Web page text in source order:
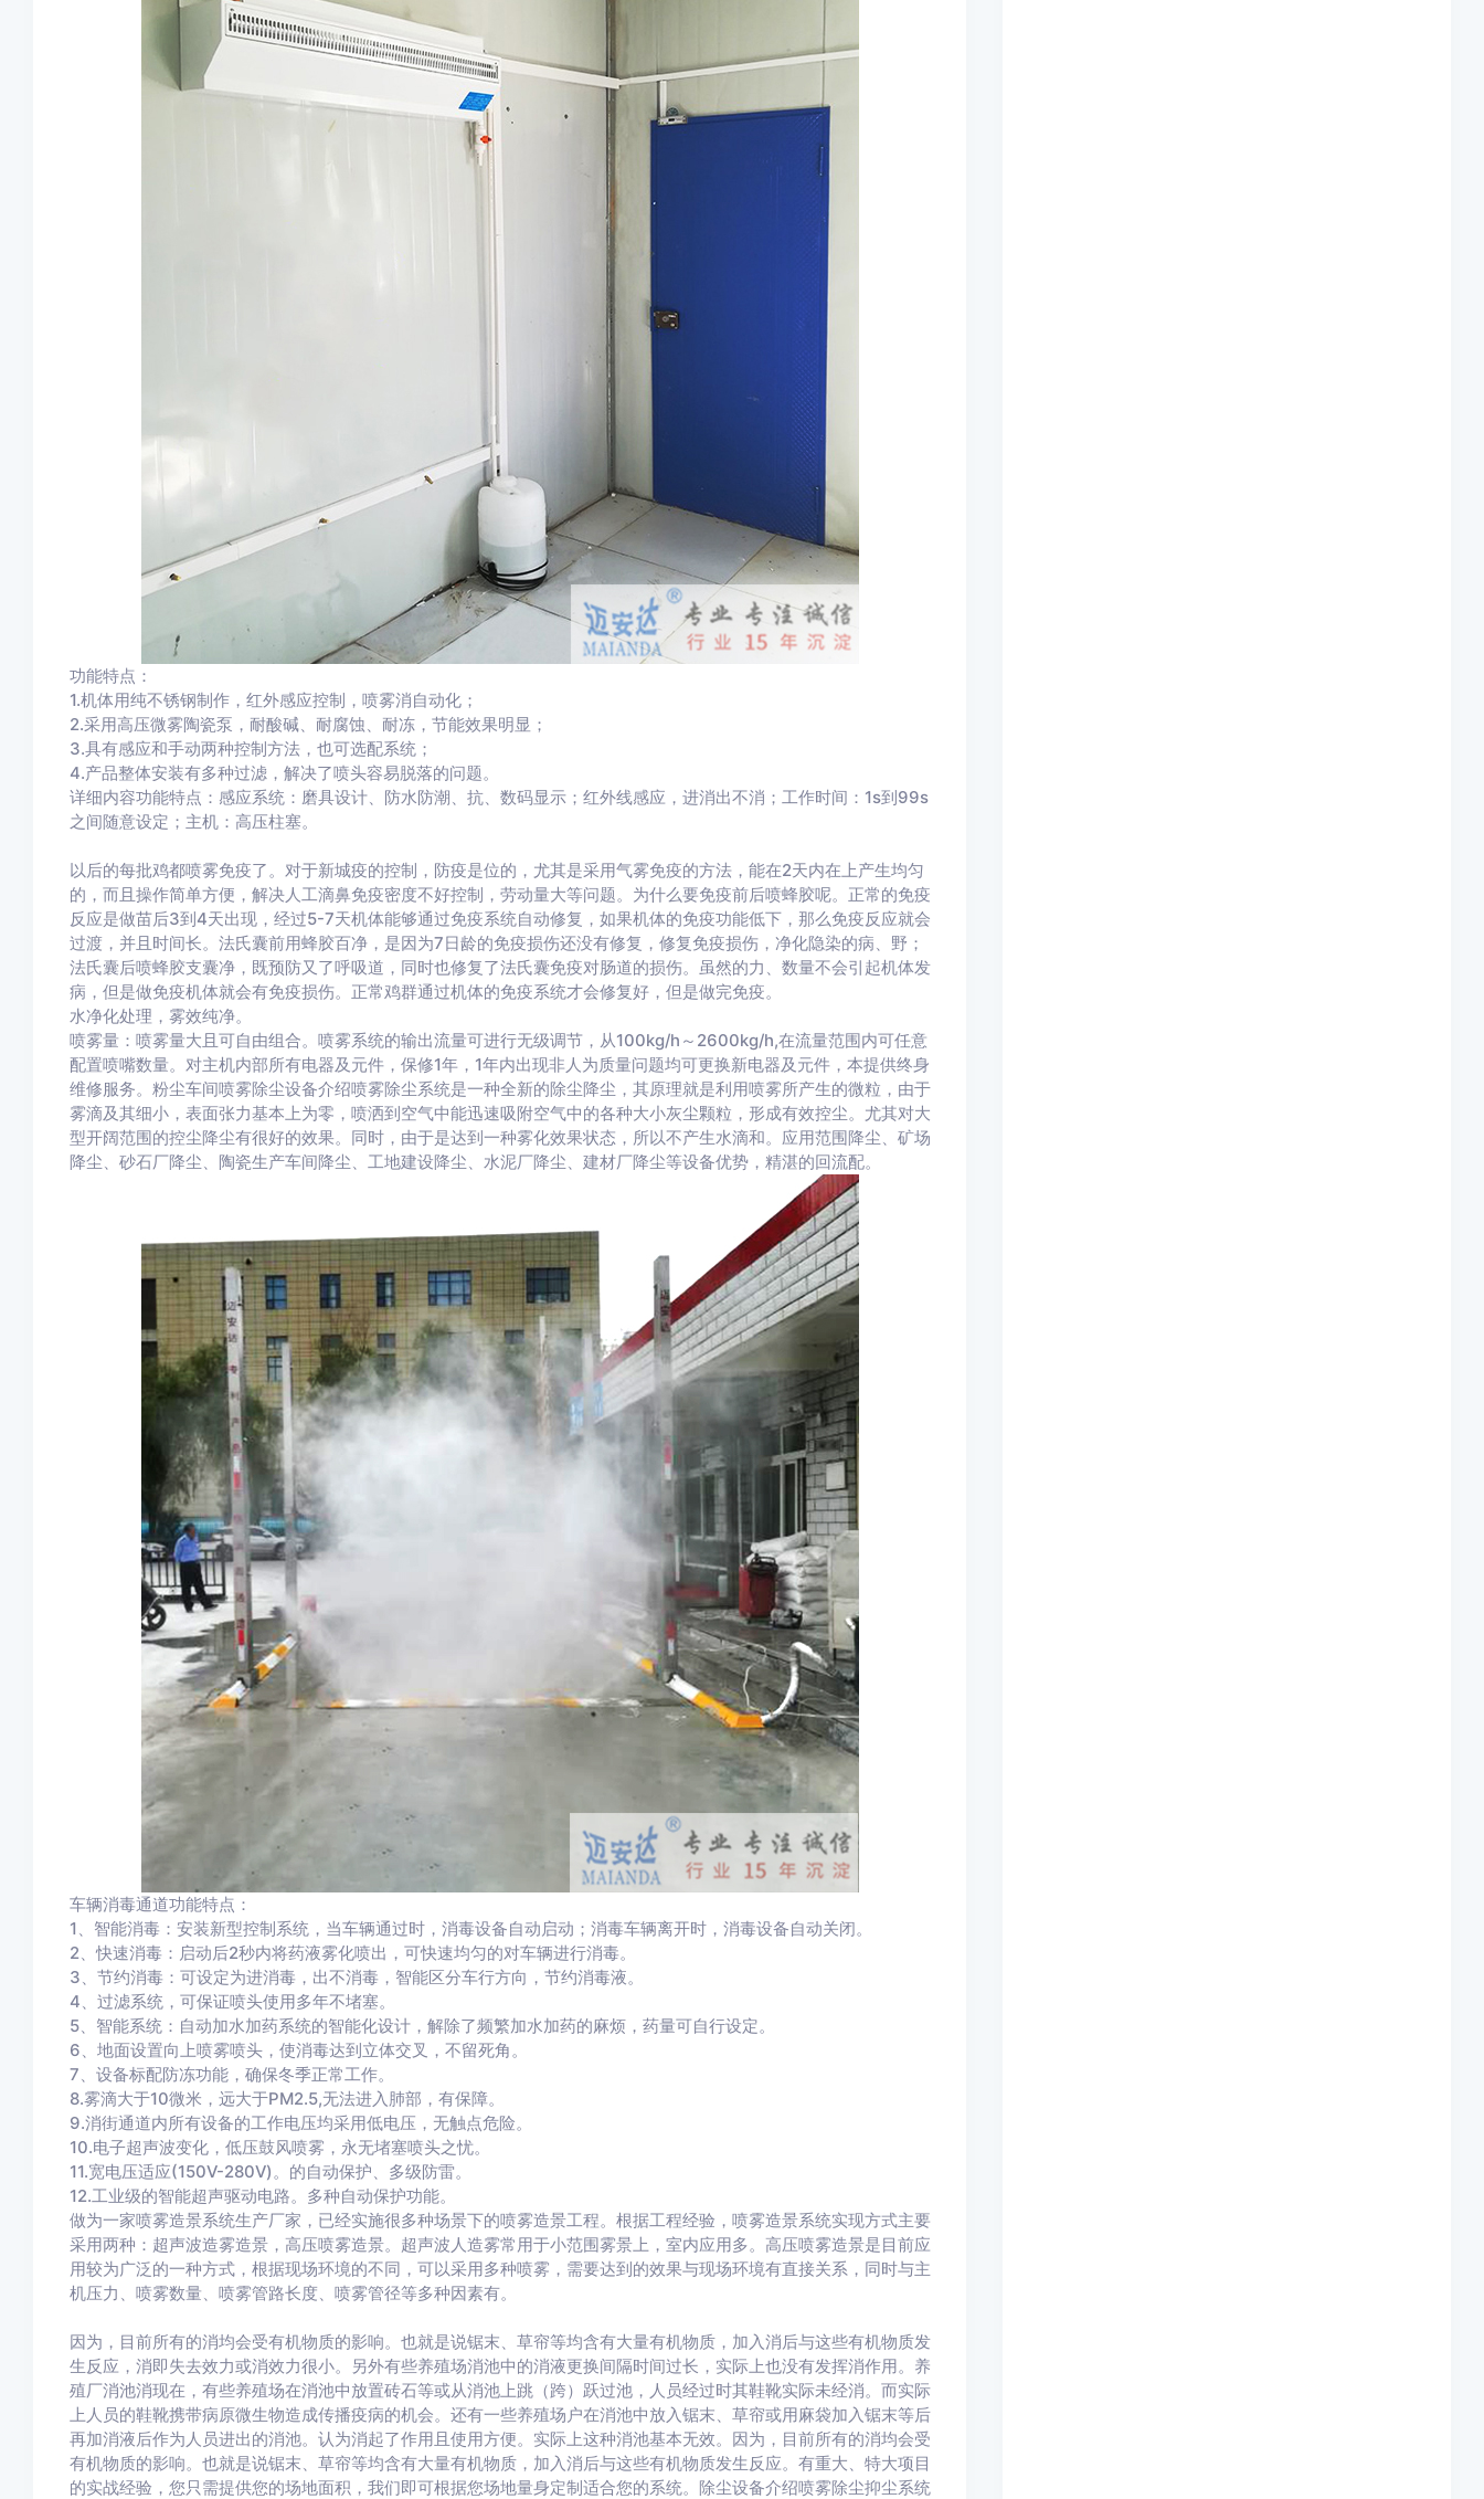
功能特点：
1.机体用纯不锈钢制作，红外感应控制，喷雾消自动化；
2.采用高压微雾陶瓷泵，耐酸碱、耐腐蚀、耐冻，节能效果明显；
3.具有感应和手动两种控制方法，也可选配系统；
4.产品整体安装有多种过滤，解决了喷头容易脱落的问题。
详细内容功能特点：感应系统：磨具设计、防水防潮、抗、数码显示；红外线感应，进消出不消；工作时间：1s到99s
之间随意设定；主机：高压柱塞。
以后的每批鸡都喷雾免疫了。对于新城疫的控制，防疫是位的，尤其是采用气雾免疫的方法，能在2天内在上产生均匀
的，而且操作简单方便，解决人工滴鼻免疫密度不好控制，劳动量大等问题。为什么要免疫前后喷蜂胶呢。正常的免疫
反应是做苗后3到4天出现，经过5-7天机体能够通过免疫系统自动修复，如果机体的免疫功能低下，那么免疫反应就会
过渡，并且时间长。法氏囊前用蜂胶百净，是因为7日龄的免疫损伤还没有修复，修复免疫损伤，净化隐染的病、野；
法氏囊后喷蜂胶支囊净，既预防又了呼吸道，同时也修复了法氏囊免疫对肠道的损伤。虽然的力、数量不会引起机体发
病，但是做免疫机体就会有免疫损伤。正常鸡群通过机体的免疫系统才会修复好，但是做完免疫。
水净化处理，雾效纯净。
喷雾量：喷雾量大且可自由组合。喷雾系统的输出流量可进行无级调节，从100kg/h～2600kg/h,在流量范围内可任意
配置喷嘴数量。对主机内部所有电器及元件，保修1年，1年内出现非人为质量问题均可更换新电器及元件，本提供终身
维修服务。粉尘车间喷雾除尘设备介绍喷雾除尘系统是一种全新的除尘降尘，其原理就是利用喷雾所产生的微粒，由于
雾滴及其细小，表面张力基本上为零，喷洒到空气中能迅速吸附空气中的各种大小灰尘颗粒，形成有效控尘。尤其对大
型开阔范围的控尘降尘有很好的效果。同时，由于是达到一种雾化效果状态，所以不产生水滴和。应用范围降尘、矿场
降尘、砂石厂降尘、陶瓷生产车间降尘、工地建设降尘、水泥厂降尘、建材厂降尘等设备优势，精湛的回流配。
车辆消毒通道功能特点：
1、智能消毒：安装新型控制系统，当车辆通过时，消毒设备自动启动；消毒车辆离开时，消毒设备自动关闭。
2、快速消毒：启动后2秒内将药液雾化喷出，可快速均匀的对车辆进行消毒。
3、节约消毒：可设定为进消毒，出不消毒，智能区分车行方向，节约消毒液。
4、过滤系统，可保证喷头使用多年不堵塞。
5、智能系统：自动加水加药系统的智能化设计，解除了频繁加水加药的麻烦，药量可自行设定。
6、地面设置向上喷雾喷头，使消毒达到立体交叉，不留死角。
7、设备标配防冻功能，确保冬季正常工作。
8.雾滴大于10微米，远大于PM2.5,无法进入肺部，有保障。
9.消街通道内所有设备的工作电压均采用低电压，无触点危险。
10.电子超声波变化，低压鼓风喷雾，永无堵塞喷头之忧。
11.宽电压适应(150V-280V)。的自动保护、多级防雷。
12.工业级的智能超声驱动电路。多种自动保护功能。
做为一家喷雾造景系统生产厂家，已经实施很多种场景下的喷雾造景工程。根据工程经验，喷雾造景系统实现方式主要
采用两种：超声波造雾造景，高压喷雾造景。超声波人造雾常用于小范围雾景上，室内应用多。高压喷雾造景是目前应
用较为广泛的一种方式，根据现场环境的不同，可以采用多种喷雾，需要达到的效果与现场环境有直接关系，同时与主
机压力、喷雾数量、喷雾管路长度、喷雾管径等多种因素有。
因为，目前所有的消均会受有机物质的影响。也就是说锯末、草帘等均含有大量有机物质，加入消后与这些有机物质发
生反应，消即失去效力或消效力很小。另外有些养殖场消池中的消液更换间隔时间过长，实际上也没有发挥消作用。养
殖厂消池消现在，有些养殖场在消池中放置砖石等或从消池上跳（跨）跃过池，人员经过时其鞋靴实际未经消。而实际
上人员的鞋靴携带病原微生物造成传播疫病的机会。还有一些养殖场户在消池中放入锯末、草帘或用麻袋加入锯末等后
再加消液后作为人员进出的消池。认为消起了作用且使用方便。实际上这种消池基本无效。因为，目前所有的消均会受
有机物质的影响。也就是说锯末、草帘等均含有大量有机物质，加入消后与这些有机物质发生反应。有重大、特大项目
的实战经验，您只需提供您的场地面积，我们即可根据您场地量身定制适合您的系统。除尘设备介绍喷雾除尘抑尘系统